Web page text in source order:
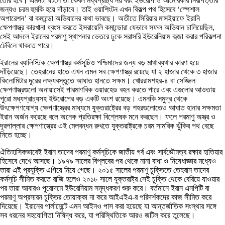
জন্যও চরম হুমকি হয়ে দাঁড়াবে। তাই ওয়াশিংটন এখন বিকল্প পথ হিসেবে ‘স্পেশাল
অপারেশন’ বা কমান্ডো অভিযানের কথা ভাবছে। অতীতে সিরিয়ার মাসইয়াফে ইরানি
ক্ষেপণাস্ত্র কারখানা ধ্বংস করতে ইসরায়েলি কমান্ডোরা যেভাবে সফল অভিযান চালিয়েছিল,
সেই আদলে ইরানের পরমাণু স্থাপনার ভেতরে ঢুকে সরাসরি ইউরেনিয়াম কব্জা করার পরিকল্পনা
টেবিলে থাকতে পারে।
ইরানের ব্যালিস্টিক ক্ষেপণাস্ত্র কর্মসূচিও পশ্চিমাদের জন্য বড় মাথাব্যথার কারণ হয়ে
দাঁড়িয়েছে। তেহরানের হাতে এখন এমন সব ক্ষেপণাস্ত্র রয়েছে যা ২ হাজার থেকে ৩ হাজার
কিলোমিটার দূরের লক্ষ্যবস্তুতে আঘাত হানতে সক্ষম। খোররামশহর-৪ বা সেজ্জিল
ক্ষেপণাস্ত্রগুলো অনায়াসেই পারমাণবিক ওয়ারহেড বহন করতে পারে এবং এগুলোর আওতায়
পুরো মধ্যপ্রাচ্যসহ ইউরোপের বড় একটি অংশ রয়েছে। এমনকি সমুদ্র থেকে
উৎক্ষেপণযোগ্য ক্ষেপণাস্ত্রের মাধ্যমে যুক্তরাষ্ট্রের বড় শহরগুলোতেও আঘাত হানার সক্ষমতা
ইরান অর্জন করেছে বলে অনেক প্রতিরক্ষা বিশ্লেষক মনে করছেন। ফলে পরমাণু অস্ত্র ও
দূরপাল্লার ক্ষেপণাস্ত্রের এই মেলবন্ধন রুখতে যুক্তরাষ্ট্রকে চরম সামরিক ঝুঁকির পথ বেছে
নিতে হচ্ছে।
ঐতিহাসিকভাবেই ইরান তাদের পরমাণু কর্মসূচিকে জাতীয় গর্ব এবং সার্বভৌমত্ব রক্ষার হাতিয়ার
হিসেবে দেখে আসছে। ১৯৭৯ সালের বিপ্লবের পর থেকে নানা বাধা ও নিষেধাজ্ঞার মধ্যেও
তারা এই প্রযুক্তি এগিয়ে নিয়ে গেছে। ২০১৫ সালের পরমাণু চুক্তিতে তেহরান তাদের
কর্মসূচি সীমিত করতে রাজি হলেও ২০১৮ সালে যুক্তরাষ্ট্র সেই চুক্তি থেকে বেরিয়ে যাওয়ার
পর তারা আবারও পুরোদমে ইউরেনিয়াম সমৃদ্ধকরণ শুরু করে। বর্তমানে ইরান এনপিটি বা
পরমাণু অপ্রসারন চুক্তির তোয়াক্কা না করে আইএইএ-র পরিদর্শকদের কাজ সীমিত করে
দিয়েছে। ইরানের পার্লামেন্টে এমন আইনও পাস করা হয়েছে যা আন্তর্জাতিক সংস্থার সঙ্গে
সব ধরনের সহযোগিতা নিষিদ্ধ করে, যা পরিস্থিতিকে আরও জটিল করে তুলেছে।